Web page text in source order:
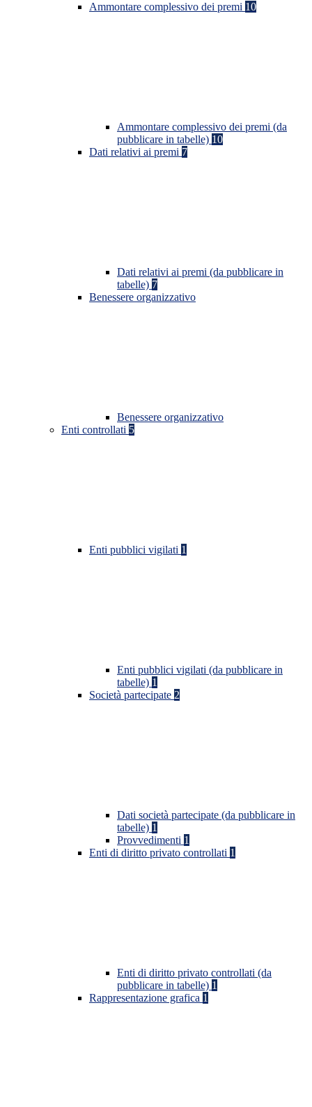
Ammontare complessivo dei premi 10
Ammontare complessivo dei premi (da
pubblicare in tabelle) 10
Dati relativi ai premi 7
Dati relativi ai premi (da pubblicare in
tabelle) 7
Benessere organizzativo
Benessere organizzativo
Enti controllati 5
Enti pubblici vigilati 1
Enti pubblici vigilati (da pubblicare in
tabelle) 1
Società partecipate 2
Dati società partecipate (da pubblicare in
tabelle) 1
Provvedimenti 1
Enti di diritto privato controllati 1
Enti di diritto privato controllati (da
pubblicare in tabelle) 1
Rappresentazione grafica 1